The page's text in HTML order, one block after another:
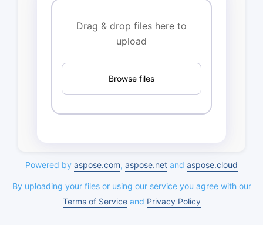
Drag & drop files here to
upload
Browse files
Powered by aspose.com, aspose.net and aspose.cloud
By uploading your files or using our service you agree with our
Terms of Serviceand Privacy Policy